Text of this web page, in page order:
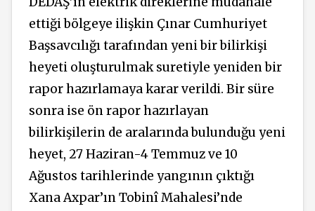
ettiği bölgeye ilişkin Çınar Cumhuriyet
Başsavcılığı tarafından yeni bir bilirkişi
heyeti oluşturulmak suretiyle yeniden bir
rapor hazırlamaya karar verildi. Bir süre
sonra ise ön rapor hazırlayan
bilirkişilerin de aralarında bulunduğu yeni
heyet, 27 Haziran-4 Temmuz ve 10
Ağustos tarihlerinde yangının çıktığı
Xana Axpar’ın Tobinî Mahalesi’nde